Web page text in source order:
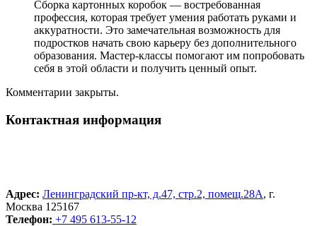
Сборка картонных коробок — востребованная
профессия, которая требует умения работать руками и
аккуратности. Это замечательная возможность для
подростков начать свою карьеру без дополнительного
образования. Мастер-классы помогают им попробовать
себя в этой области и получить ценный опыт.
Комментарии закрыты.
Контактная информация
Адрес: Ленинградский пр-кт, д.47, стр.2, помещ.28А, г.
Москва 125167
Телефон: +7 495 613-55-12